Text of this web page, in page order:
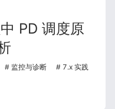
PD 调度原
监控与诊断 7.x 实践